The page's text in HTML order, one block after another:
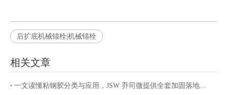
后扩底机械锚栓|机械锚栓
相关文章
一文读懂粘钢胶分类与应用，JSW 乔司微提供全套加固落地服务